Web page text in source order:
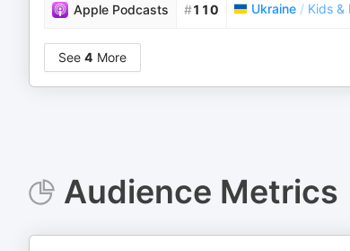
Apple Podcasts #110 Ukraine / Kids &
See 4 More
Audience Metrics